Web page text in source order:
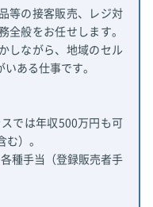
等の接客販売、レジ対
全般をお任せします。
しながら、地域のセル
ある仕事です。
では年収500万円も可
む）。
種手当（登録販売者手